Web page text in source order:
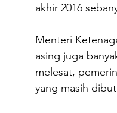
akhir 2016
Menteri
asing juga
melesat,
yang masih